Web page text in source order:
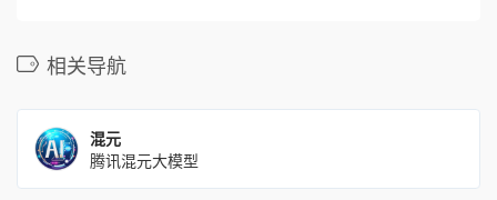
相关导航
混元
腾讯混元大模型